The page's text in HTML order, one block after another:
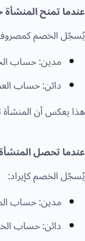
عندما تمنح
يُسجّل الخصم
مدين: حساب
دائن: حساب
هذا يعكس أن المنشأة
عندما تحصل
يُسجّل الخصم كإيراد:
مدين: حساب
دائن: حساب